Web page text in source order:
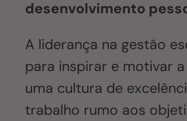
desenvolvimento
A liderança na gestão
para inspirar e motivar
uma cultura de
trabalho rumo aos